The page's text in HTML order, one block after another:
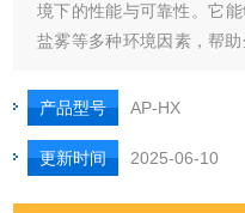
境下的性能与可靠性‌。它
盐雾等多种环境因素，帮
产品型号
AP-HX
更新时间 2025-06-10